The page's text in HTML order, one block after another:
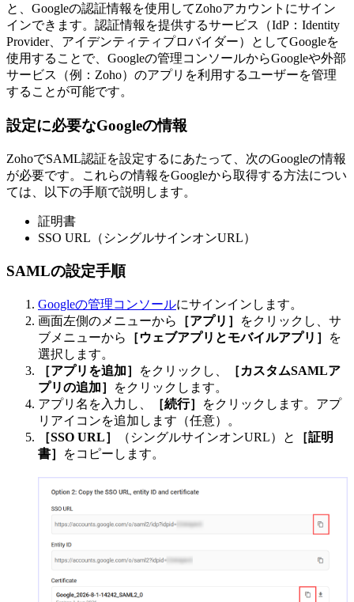
と、Googleの認証情報を使用してZohoアカウントにサイン
インできます。認証情報を提供するサービス（IdP：Identity
Provider、アイデンティティプロバイダー）としてGoogleを
使用することで、Googleの管理コンソールからGoogleや外部
サービス（例：Zoho）のアプリを利用するユーザーを管理
することが可能です。
設定に必要なGoogleの情報
ZohoでSAML認証を設定するにあたって、次のGoogleの情報
が必要です。これらの情報をGoogleから取得する方法につい
ては、以下の手順で説明します。
証明書
SSO URL（シングルサインオンURL）
SAMLの設定手順
Googleの管理コンソールにサインインします。
画面左側のメニューから
［アプリ］
をクリックし、サ
ブメニューから
［ウェブアプリとモバイルアプリ］
を
選択します。
［アプリを追加］
をクリックし、
［カスタムSAMLア
プリの追加］
をクリックします。
アプリ名を入力し、
［続行］
をクリックします。アプ
リアイコンを追加します（任意）。
［SSO URL］
（シングルサインオンURL）と
［証明
書］
をコピーします。